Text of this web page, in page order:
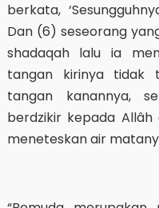
berkata,
Dan (6) seseorang
shadaqah lalu ia
tangan kirinya tidak
tangan kanannya,
berdzikir kepada
meneteskan air